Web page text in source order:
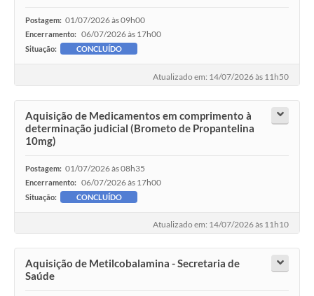
Postagem: 01/07/2026 às 09h00
Encerramento: 06/07/2026 às 17h00
Situação: CONCLUÍDO
Atualizado em: 14/07/2026 às 11h50
Aquisição de Medicamentos em comprimento à
determinação judicial (Brometo de Propantelina
10mg)
Postagem: 01/07/2026 às 08h35
Encerramento: 06/07/2026 às 17h00
Situação: CONCLUÍDO
Atualizado em: 14/07/2026 às 11h10
Aquisição de Metilcobalamina - Secretaria de
Saúde